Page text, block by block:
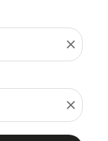
close
close